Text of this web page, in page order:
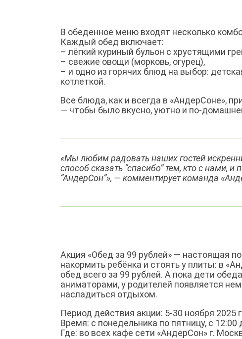
В обеденное меню входят несколько
Каждый обед включает:
– лёгкий куриный бульон с хрустящими
– свежие овощи (морковь, огурец),
– и одно из горячих блюд на выбор:
котлеткой.
Все блюда, как и всегда в «АндерСоне»,
— чтобы было вкусно, уютно и по-
«Мы любим радовать наших гостей
способ сказать “спасибо” тем, кто с нами,
“АндерСон”», — комментирует команда
Акция «Обед за 99 рублей» — настоящая
накормить ребёнка и стоять у плиты: в
обед всего за 99 рублей. А пока дети
аниматорами, у родителей появляется
насладиться отдыхом.
Период действия акции: 5-30 ноября 2025
Время: с понедельника по пятницу, с 12:00
Где: во всех кафе сети «АндерСон» г.